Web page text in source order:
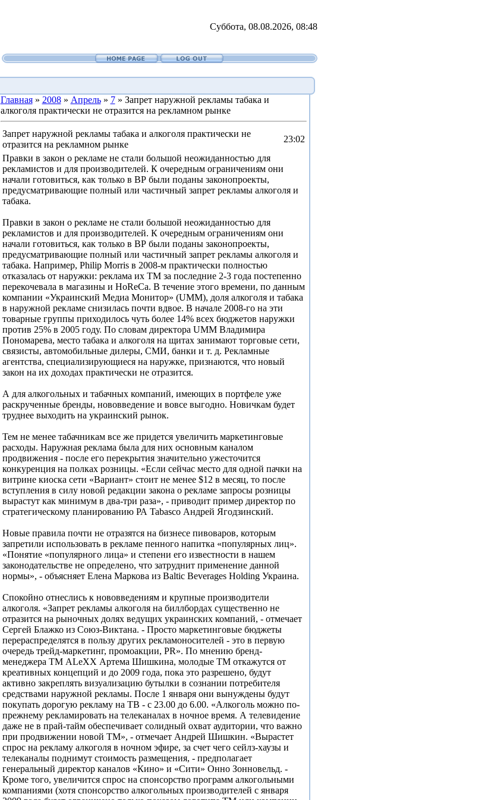
Суббота, 08.08.2026, 08:48
Главная» 2008 » Апрель » 7» Запрет наружной рекламы табака и
алкоголя практически не отразится на рекламном рынке
Запрет наружной рекламы табака и алкоголя практически не
отразится на рекламном рынке
23:02
Правки в закон о рекламе не стали большой неожиданностью для
рекламистов и для производителей. К очередным ограничениям они
начали готовиться, как только в ВР были поданы законопроекты,
предусматривающие полный или частичный запрет рекламы алкоголя и
табака.
Правки в закон о рекламе не стали большой неожиданностью для
рекламистов и для производителей. К очередным ограничениям они
начали готовиться, как только в ВР были поданы законопроекты,
предусматривающие полный или частичный запрет рекламы алкоголя и
табака. Например, Philip Morris в 2008-м практически полностью
отказалась от наружки: реклама их ТМ за последние 2-3 года постепенно
перекочевала в магазины и HoReCa. В течение этого времени, по данным
компании «Украинский Медиа Монитор» (UMM), доля алкоголя и табака
в наружной рекламе снизилась почти вдвое. В начале 2008-го на эти
товарные группы приходилось чуть более 14% всех бюджетов наружки
против 25% в 2005 году. По словам директора UMM Владимира
Пономарева, место табака и алкоголя на щитах занимают торговые сети,
связисты, автомобильные дилеры, СМИ, банки и т. д. Рекламные
агентства, специализирующиеся на наружке, признаются, что новый
закон на их доходах практически не отразится.
А для алкогольных и табачных компаний, имеющих в портфеле уже
раскрученные бренды, нововведение и вовсе выгодно. Новичкам будет
труднее выходить на украинский рынок.
Тем не менее табачникам все же придется увеличить маркетинговые
расходы. Наружная реклама была для них основным каналом
продвижения - после его перекрытия значительно ужесточится
конкуренция на полках розницы. «Если сейчас место для одной пачки на
витрине киоска сети «Вариант» стоит не менее $12 в месяц, то после
вступления в силу новой редакции закона о рекламе запросы розницы
вырастут как минимум в два-три раза», - приводит пример директор по
стратегическому планированию РА Tabasco Андрей Ягодзинский.
Новые правила почти не отразятся на бизнесе пивоваров, которым
запретили использовать в рекламе пенного напитка «популярных лиц».
«Понятие «популярного лица» и степени его известности в нашем
законодательстве не определено, что затруднит применение данной
нормы», - объясняет Елена Маркова из Baltic Beverages Holding Украина.
Спокойно отнеслись к нововведениям и крупные производители
алкоголя. «Запрет рекламы алкоголя на биллбордах существенно не
отразится на рыночных долях ведущих украинских компаний, - отмечает
Сергей Блажко из Союз-Виктана. - Просто маркетинговые бюджеты
перераспределятся в пользу других рекламоносителей - это в первую
очередь трейд-маркетинг, промоакции, PR». По мнению бренд-
менеджера ТМ ALeXX Артема Шишкина, молодые ТМ откажутся от
креативных концепций и до 2009 года, пока это разрешено, будут
активно закреплять визуализацию бутылки в сознании потребителя
средствами наружной рекламы. После 1 января они вынуждены будут
покупать дорогую рекламу на ТВ - с 23.00 до 6.00. «Алкоголь можно по-
прежнему рекламировать на телеканалах в ночное время. А телевидение
даже не в прай-тайм обеспечивает солидный охват аудитории, что важно
при продвижении новой ТМ», - отмечает Андрей Шишкин. «Вырастет
спрос на рекламу алкоголя в ночном эфире, за счет чего сейлз-хаузы и
телеканалы поднимут стоимость размещения, - предполагает
генеральный директор каналов «Кино» и «Сити» Онно Зонновельд. -
Кроме того, увеличится спрос на спонсорство программ алкогольными
компаниями (хотя спонсорство алкогольных производителей с января